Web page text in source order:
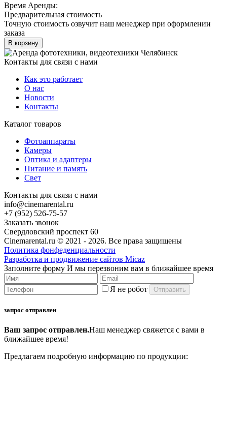
Время Аренды:
Предварительная стоимость
Точную стоимость озвучит наш менеджер при оформлении
заказа
В корзину
Контакты для связи с нами
Как это работает
О нас
Новости
Контакты
Каталог товаров
Фотоаппараты
Камеры
Оптика и адаптеры
Питание и память
Свет
Контакты для связи с нами
info@cinemarental.ru
+7 (952) 526-75-57
Заказать звонок
Свердловский проспект 60
Cinemarental.ru © 2021 - 2026. Все права защищены
Политика фонфеденциальности
Разработка и продвижение сайтов Micaz
Заполните форму И мы перезвоним вам в ближайшее время
Я не робот
запрос отправлен
Ваш запрос отправлен.Наш менеджер свяжется с вами в
ближайшее время!
Предлагаем подробную информацию по продукции: